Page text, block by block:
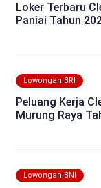
Loker Terbaru
Paniai Tahun
Lowongan BRI
Peluang Kerja
Murung Raya
Lowongan BNI